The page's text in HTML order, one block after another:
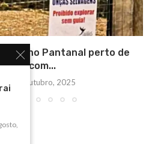
livre no Pantanal perto de
com...
6 outubro, 2025